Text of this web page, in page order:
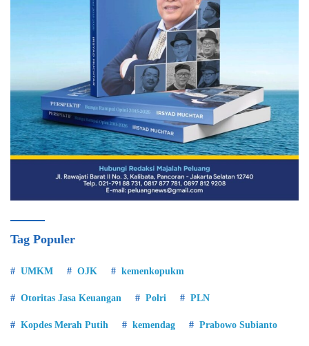
Tag Populer
UMKM OJK kemenkopukm
Otoritas Jasa Keuangan Polri PLN
Kopdes Merah Putih kemendag Prabowo Subianto